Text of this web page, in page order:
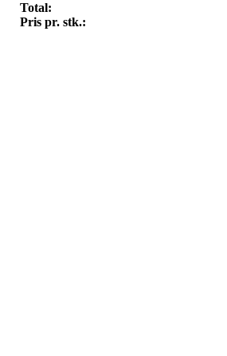
Total:
Pris pr. stk.: